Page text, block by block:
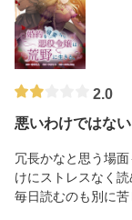
2.0
悪いわけではない
冗長かなと思う場
けにストレスなく読
毎日読むのも別に苦